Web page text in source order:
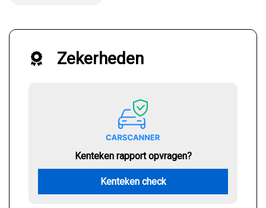
Zekerheden
Kenteken rapport opvragen?
Kenteken check